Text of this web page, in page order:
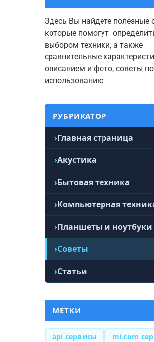
Здесь Вы найдете полезные
которые помогут
выбором техники, а также
сравнительные
описанием и фото, советы
использованию
РУБРИКАТОР
Главная страница
Акустика
Бытовая техника
Компьютерная
Планшеты и ноутбуки
Советы
Статьи
МЕТКИ
api сервисы
mi.com